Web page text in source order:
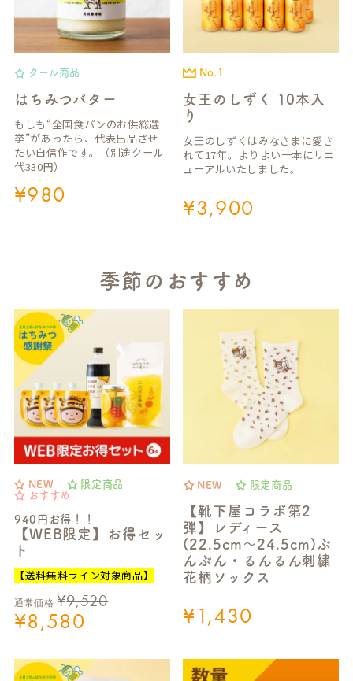
クール商品
はちみつバター
もしも“全国食パンのお供総選
挙”があったら、代表出品させ
たい自信作です。（別途クール
代330円）
¥980
No.1
女王のしずく 10本入
り
女王のしずくはみなさまに愛さ
れて17年。よりよい一本にリニ
ューアルいたしました。
¥3,900
季節のおすすめ
NEW
限定商品
おすすめ
940円お得！！
【WEB限定】お得セッ
ト
【送料無料ライン対象商品】
通常価格 ¥9,520
¥8,580
NEW 限定商品
【靴下屋コラボ第2
弾】レディース
(22.5cm～24.5cm)ぶ
んぶん・るんるん刺繍
花柄ソックス
¥1,430